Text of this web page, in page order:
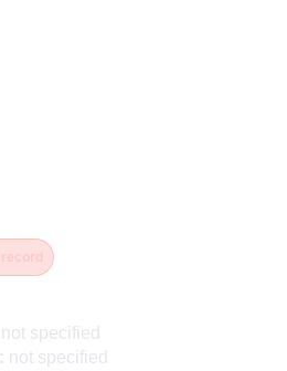
not specified
: not specified